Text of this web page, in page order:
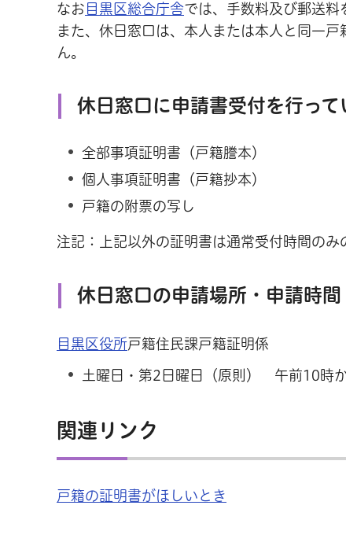
なお 目黒区総合庁舎では、手数料及び郵送料
また、休日窓口は、本人または本人と同一
ん。
休日窓口に申請書受付を行って
全部事項証明書（戸籍謄本）
個人事項証明書（戸籍抄本）
戸籍の附票の写し
注記：上記以外の証明書は通常受付時間のみ
休日窓口の申請場所・申請時間
目黒区役所戸籍住民課戸籍証明係
土曜日・第2日曜日（原則） 午前10時
関連リンク
戸籍の証明書がほしいとき